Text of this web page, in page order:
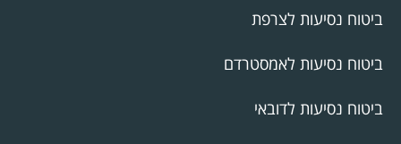
ביטוח נסיעות לצרפת
ביטוח נסיעות לאמסטרדם
ביטוח נסיעות לדובאי